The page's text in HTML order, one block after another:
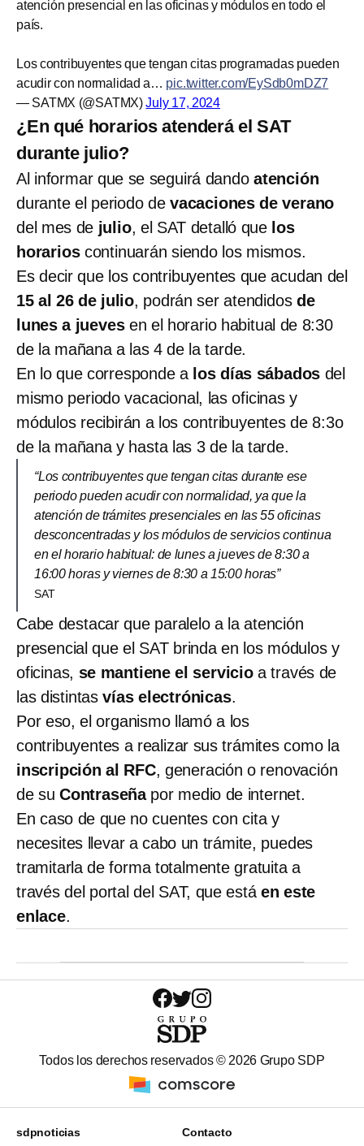
atención presencial en las oficinas y módulos en todo el
país.
Los contribuyentes que tengan citas programadas pueden
acudir con normalidad a… pic.twitter.com/EySdb0mDZ7
— SATMX (@SATMX)July 17, 2024
¿En qué horarios atenderá el SAT
durante julio?
Al informar que se seguirá dando atención
durante el periodo devacaciones de verano
del mes de julio, el SAT detalló que los
horarioscontinuarán siendo los mismos.
Es decir que los contribuyentes que acudan del
15 al 26 de julio, podrán ser atendidos de
lunes a juevesen el horario habitual de 8:30
de la mañana a las 4 de la tarde.
En lo que corresponde a los días sábados del
mismo periodo vacacional, las oficinas y
módulos recibirán a los contribuyentes de 8:3o
de la mañana y hasta las 3 de la tarde.
“Los contribuyentes que tengan citas durante ese
periodo pueden acudir con normalidad, ya que la
atención de trámites presenciales en las 55 oficinas
desconcentradas y los módulos de servicios continua
en el horario habitual: de lunes a jueves de 8:30 a
16:00 horas y viernes de 8:30 a 15:00 horas”
SAT
Cabe destacar que paralelo a la atención
presencial que el SAT brinda en los módulos y
oficinas, se mantiene el servicioa través de
las distintasvías electrónicas.
Por eso, el organismo llamó a los
contribuyentes a realizar sus trámites como la
inscripción al RFC, generación o renovación
de su Contraseñapor medio de internet.
En caso de que no cuentes con cita y
necesites llevar a cabo un trámite, puedes
tramitarla de forma totalmente gratuita a
través del portal del SAT, que está en este
enlace.
Todos los derechos reservados © 2026 Grupo SDP
sdpnoticias Contacto